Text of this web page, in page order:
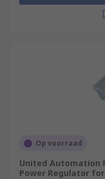
Op voorraad
United Automation
Power Regulator